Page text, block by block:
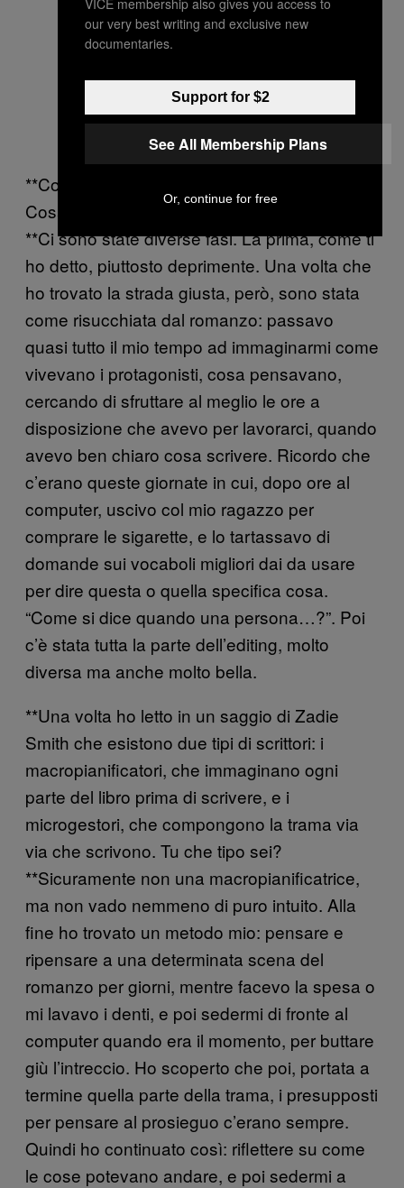
**Com’è effettivamente scrivere un romanzo?
Cosa provi mentre ci lavori?
**Ci sono state diverse fasi. La prima, come ti
ho detto, piuttosto deprimente. Una volta che
ho trovato la strada giusta, però, sono stata
come risucchiata dal romanzo: passavo
quasi tutto il mio tempo ad immaginarmi come
vivevano i protagonisti, cosa pensavano,
cercando di sfruttare al meglio le ore a
disposizione che avevo per lavorarci, quando
avevo ben chiaro cosa scrivere. Ricordo che
c’erano queste giornate in cui, dopo ore al
computer, uscivo col mio ragazzo per
comprare le sigarette, e lo tartassavo di
domande sui vocaboli migliori dai da usare
per dire questa o quella specifica cosa.
“Come si dice quando una persona…?”. Poi
c’è stata tutta la parte dell’editing, molto
diversa ma anche molto bella.
**Una volta ho letto in un saggio di Zadie
Smith che esistono due tipi di scrittori: i
macropianificatori, che immaginano ogni
parte del libro prima di scrivere, e i
microgestori, che compongono la trama via
via che scrivono. Tu che tipo sei?
**Sicuramente non una macropianificatrice,
ma non vado nemmeno di puro intuito. Alla
fine ho trovato un metodo mio: pensare e
ripensare a una determinata scena del
romanzo per giorni, mentre facevo la spesa o
mi lavavo i denti, e poi sedermi di fronte al
computer quando era il momento, per buttare
giù l’intreccio. Ho scoperto che poi, portata a
termine quella parte della trama, i presupposti
per pensare al prosieguo c’erano sempre.
Quindi ho continuato così: riflettere su come
le cose potevano andare, e poi sedermi a
our very best writing and exclusive new
documentaries.
Support for $2
See All Membership Plans
Or, continue for free